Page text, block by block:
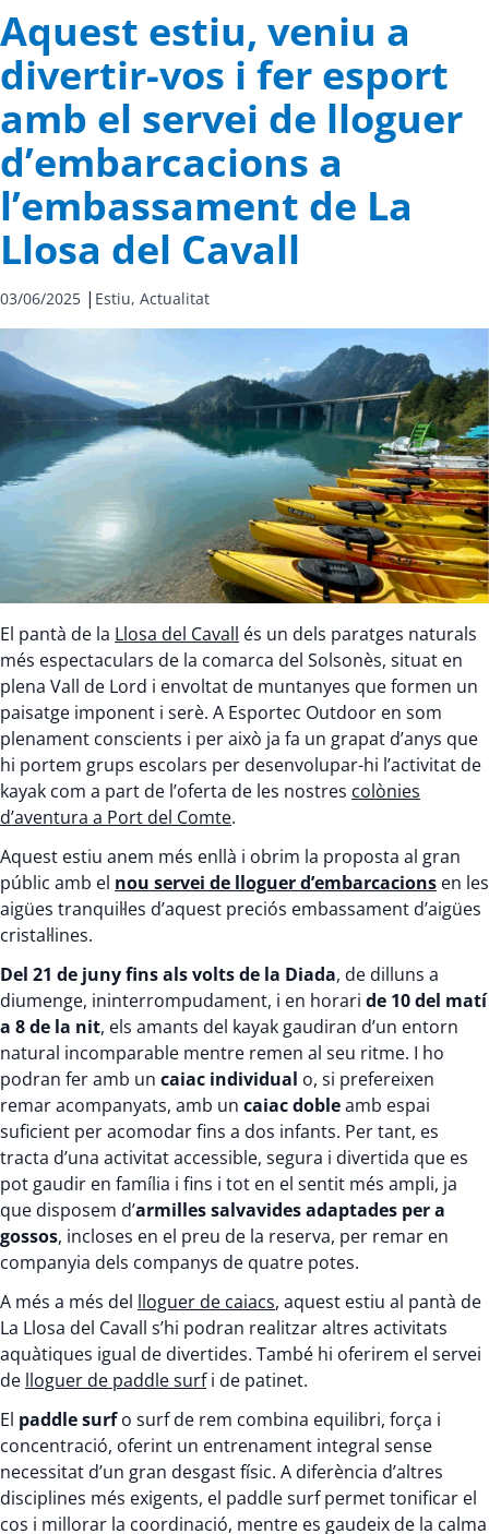
Aquest estiu, veniu a
divertir-vos i fer esport
amb el servei de lloguer
d’embarcacions a
l’embassament de La
Llosa del Cavall
03/06/2025 | Estiu, Actualitat
El pantà de la Llosa del Cavall és un dels paratges naturals
més espectaculars de la comarca del Solsonès, situat en
plena Vall de Lord i envoltat de muntanyes que formen un
paisatge imponent i serè. A Esportec Outdoor en som
plenament conscients i per això ja fa un grapat d’anys que
hi portem grups escolars per desenvolupar-hi l’activitat de
kayak com a part de l’oferta de les nostres colònies
d’aventura a Port del Comte.
Aquest estiu anem més enllà i obrim la proposta al gran
públic amb el nou servei de lloguer d’embarcacions en les
aigües tranquil·les d’aquest preciós embassament d’aigües
cristal·lines.
Del 21 de juny fins als volts de la Diada, de dilluns a
diumenge, ininterrompudament, i en horari de 10 del matí
a 8 de la nit, els amants del kayak gaudiran d’un entorn
natural incomparable mentre remen al seu ritme. I ho
podran fer amb un caiac individual o, si prefereixen
remar acompanyats, amb un caiac dobleamb espai
suficient per acomodar fins a dos infants. Per tant, es
tracta d’una activitat accessible, segura i divertida que es
pot gaudir en família i fins i tot en el sentit més ampli, ja
que disposem d’armilles salvavides adaptades per a
gossos, incloses en el preu de la reserva, per remar en
companyia dels companys de quatre potes.
A més a més del lloguer de caiacs, aquest estiu al pantà de
La Llosa del Cavall s’hi podran realitzar altres activitats
aquàtiques igual de divertides. També hi oferirem el servei
de lloguer de paddle surfi de patinet.
El paddle surfo surf de rem combina equilibri, força i
concentració, oferint un entrenament integral sense
necessitat d’un gran desgast físic. A diferència d’altres
disciplines més exigents, el paddle surf permet tonificar el
cos i millorar la coordinació, mentre es gaudeix de la calma